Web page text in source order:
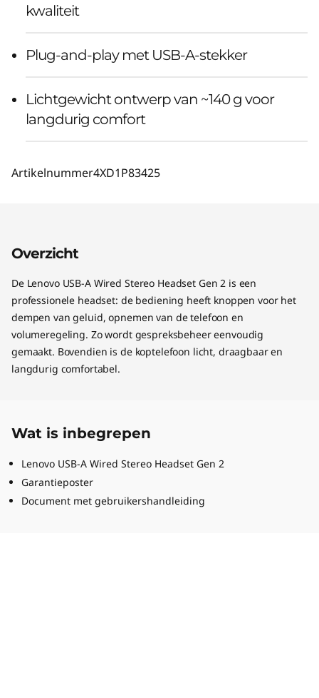
kwaliteit
Plug-and-play met USB-A-stekker
Lichtgewicht ontwerp van ~140 g voor
langdurig comfort
Artikelnummer4XD1P83425
Overzicht
De Lenovo USB-A Wired Stereo Headset Gen 2 is een
professionele headset: de bediening heeft knoppen voor het
dempen van geluid, opnemen van de telefoon en
volumeregeling. Zo wordt gespreksbeheer eenvoudig
gemaakt. Bovendien is de koptelefoon licht, draagbaar en
langdurig comfortabel.
Wat is inbegrepen
Lenovo USB-A Wired Stereo Headset Gen 2
Garantieposter
Document met gebruikershandleiding